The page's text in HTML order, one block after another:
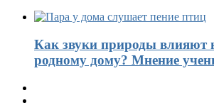
Как звуки природы влияют
родному дому? Мнение